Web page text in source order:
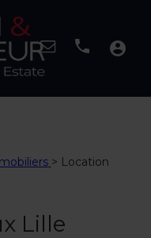
account_circle
> Location
Lille